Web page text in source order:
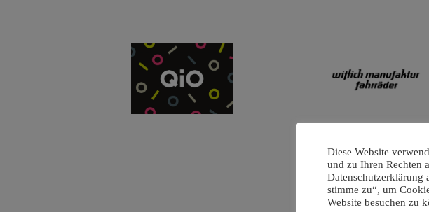
Diese Website
und zu Ihren Rechten
Datenschutzerklärung
stimme zu“, um
Website besuchen zu